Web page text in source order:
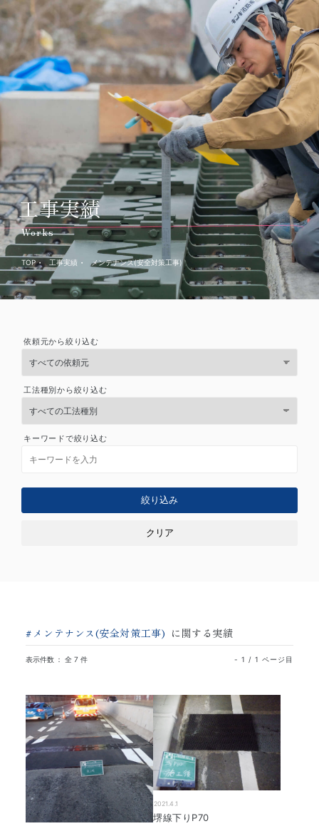
100年をつくる。
事業案内
伸縮継手工事
自社製品・自社工法
会社案内
代表挨拶・会社概要
会社沿革
工事実績
新着情報
プロジェクト活動
DX推進
採用情報
お問合わせ
グループ会社一覧
個人情報保護方針
工事実績
Works
TOP 工事実績 メンテナンス(安全対策工事)
依頼元から絞り込む
工法種別から絞り込む
キーワードで絞り込む
絞り込み
クリア
メンテナンス(安全対策工事) に関する実績
表示件数 ： 全 7 件 - 1 / 1 ページ目
2021.4.1
堺線下りP70